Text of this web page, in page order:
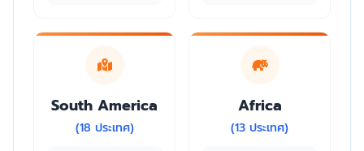
South America
(18 ประเทศ)
Africa
(13 ประเทศ)